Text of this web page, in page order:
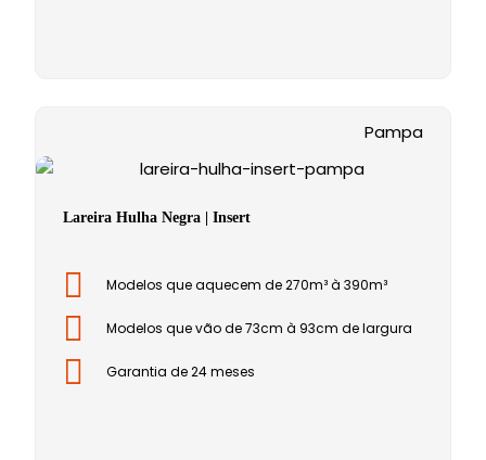
Lareira Hulha Negra | Insert
Pampa
Modelos que aquecem de 270m³ à 390m³
Modelos que vão de 73cm à 93cm de largura
Garantia de 24 meses